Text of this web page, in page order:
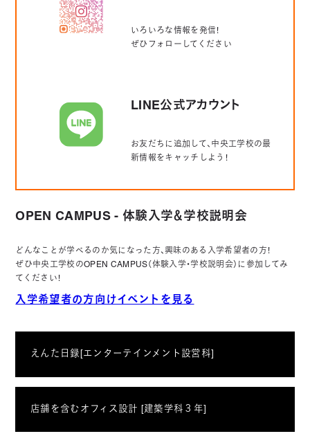
いろいろな情報を発信！
ぜひフォローしてください
LINE公式アカウント
お友だちに追加して、中央工学校の最
新情報をキャッチしよう！
OPEN CAMPUS - 体験入学＆学校説明会
どんなことが学べるのか気になった方、興味のある入学希望者の方！
ぜひ中央工学校のOPEN CAMPUS（体験入学・学校説明会）に参加してみ
てください！
入学希望者の方向けイベントを見る
えんた日録[エンターテインメント設営科]
店舗を含むオフィス設計 [建築学科３年]